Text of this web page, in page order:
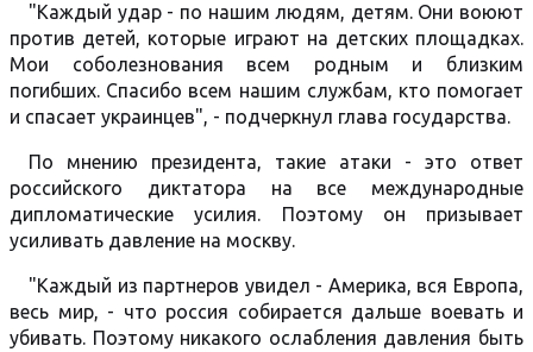
"Каждый удар - по нашим людям, детям. Они воюют
против детей, которые играют на детских площадках.
Мои соболезнования всем родным и близким
погибших. Спасибо всем нашим службам, кто помогает
и спасает украинцев", - подчеркнул глава государства.
По мнению президента, такие атаки - это ответ
российского диктатора на все международные
дипломатические усилия. Поэтому он призывает
усиливать давление на москву.
"Каждый из партнеров увидел - Америка, вся Европа,
весь мир, - что россия собирается дальше воевать и
убивать. Поэтому никакого ослабления давления быть